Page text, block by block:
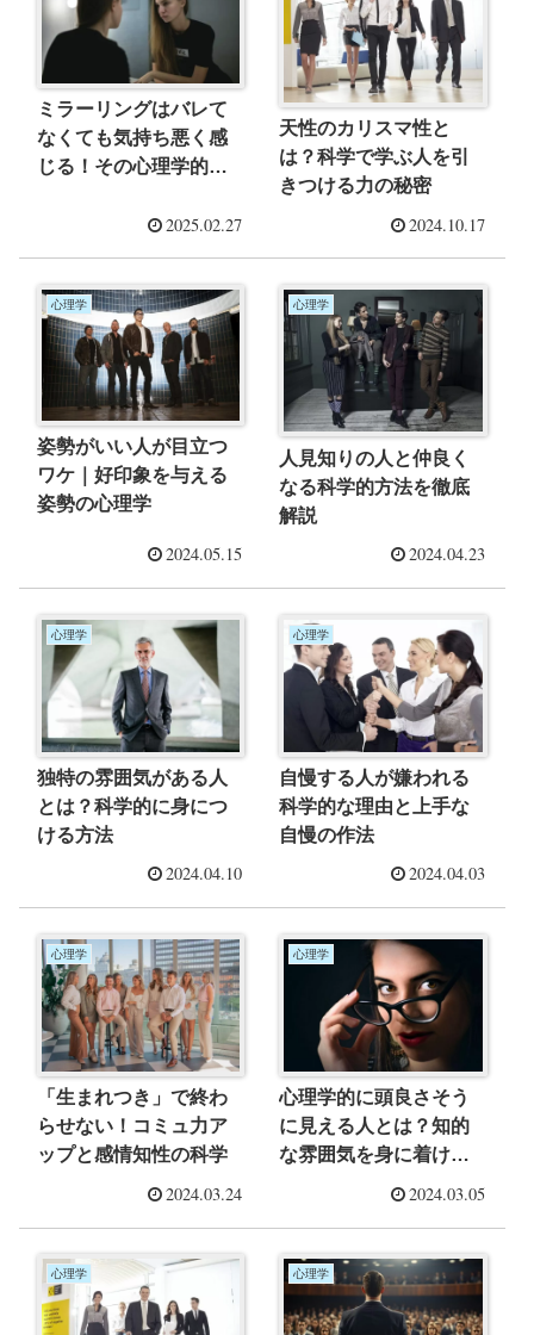
ミラーリングはバレて
なくても気持ち悪く感
じる！その心理学的理
2025.02.27
天性のカリスマ性と
は？科学で学ぶ人を引
きつける力の秘密
2024.10.17
心理学
姿勢がいい人が目立つ
ワケ｜好印象を与える
姿勢の心理学
2024.05.15
心理学
人見知りの人と仲良く
なる科学的方法を徹底
解説
2024.04.23
心理学
独特の雰囲気がある人
とは？科学的に身につ
ける方法
2024.04.10
心理学
自慢する人が嫌われる
科学的な理由と上手な
自慢の作法
2024.04.03
心理学
「生まれつき」で終わ
らせない！コミュ力ア
ップと感情知性の科学
2024.03.24
心理学
心理学的に頭良さそう
に見える人とは？知的
な雰囲気を身に着けよ
2024.03.05
心理学 心理学